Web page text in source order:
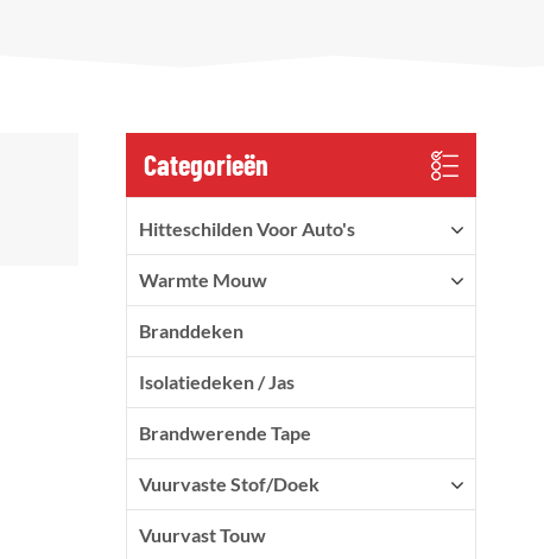
Categorieën
Hitteschilden Voor Auto's
Warmte Mouw
Branddeken
Isolatiedeken / Jas
Brandwerende Tape
Vuurvaste Stof/doek
Vuurvast Touw